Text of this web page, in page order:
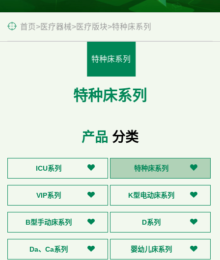
首页 >医疗器械>医疗版块>特种床系列
特种床系列
特种床系列
产品 分类
ICU系列 特种床系列
VIP系列 K型电动床系列
B型手动床系列 D系列
Da、Ca系列 婴幼儿床系列